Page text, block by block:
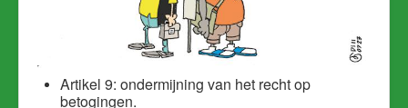
Artikel 9: ondermijning van het recht op
betogingen.